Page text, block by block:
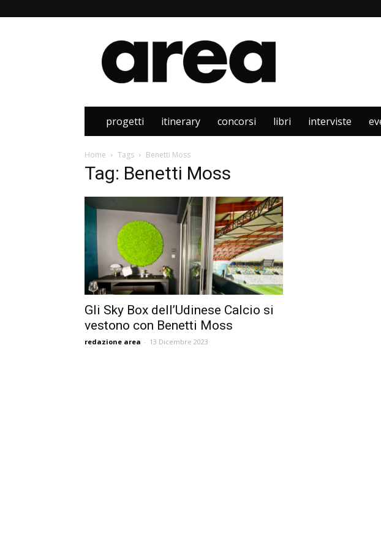
Area
progetti itinerary concorsi libri interviste
Home Tags Benetti Moss
Tag: Benetti Moss
Gli Sky Box dell’Udinese Calcio si
vestono con Benetti Moss
redazione area - 13 Dicembre 2023